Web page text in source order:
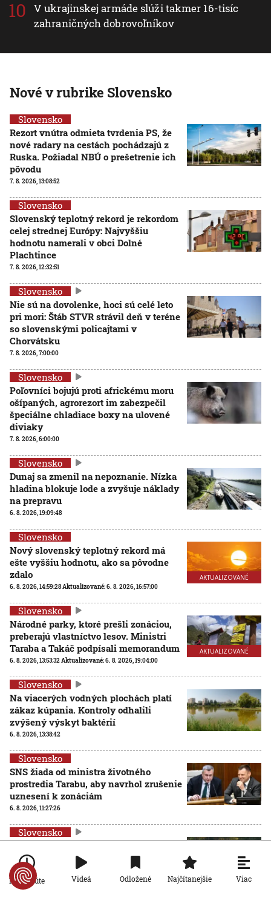
V ukrajinskej armáde slúži takmer 16-tisíc
zahraničných dobrovoľníkov
Nové v rubrike Slovensko
Slovensko
Rezort vnútra odmieta tvrdenia PS, že
nové radary na cestách pochádzajú z
Ruska. Požiadal NBÚ o prešetrenie ich
pôvodu
7. 8. 2026, 13:08:52
Slovensko
Slovenský teplotný rekord je rekordom
celej strednej Európy: Najvyššiu
hodnotu namerali v obci Dolné
Plachtince
7. 8. 2026, 12:32:51
Slovensko
Nie sú na dovolenke, hoci sú celé leto
pri mori: Štáb STVR strávil deň v teréne
so slovenskými policajtami v
Chorvátsku
7. 8. 2026, 7:00:00
Slovensko
Poľovníci bojujú proti africkému moru
ošípaných, agrorezort im zabezpečil
špeciálne chladiace boxy na ulovené
diviaky
7. 8. 2026, 6:00:00
Slovensko
Dunaj sa zmenil na nepoznanie. Nízka
hladina blokuje lode a zvyšuje náklady
na prepravu
6. 8. 2026, 19:09:48
AKTUALIZOVANÉ
Slovensko
Nový slovenský teplotný rekord má
ešte vyššiu hodnotu, ako sa pôvodne
zdalo
6. 8. 2026, 14:59:28Aktualizované:6. 8. 2026, 16:57:00
AKTUALIZOVANÉ
Slovensko
Národné parky, ktoré prešli zonáciou,
preberajú vlastníctvo lesov. Ministri
Taraba a Takáč podpísali memorandum
6. 8. 2026, 13:53:32Aktualizované:6. 8. 2026, 19:04:00
Slovensko
Na viacerých vodných plochách platí
zákaz kúpania. Kontroly odhalili
zvýšený výskyt baktérií
6. 8. 2026, 13:38:42
Slovensko
SNS žiada od ministra životného
prostredia Tarabu, aby navrhol zrušenie
uznesení k zonáciám
6. 8. 2026, 11:27:26
Slovensko
vrak lode z druhej svetovej vojny
6. 8. 2026, 10:33:39
Po minúte Videá Odložené Najčítanejšie Viac